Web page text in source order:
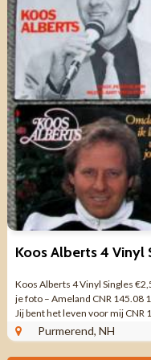
Koos Alberts 4 Vinyl Singles
je foto – Ameland CNR 145.08
Jij bent het leven voor mij CNR
Purmerend, NH